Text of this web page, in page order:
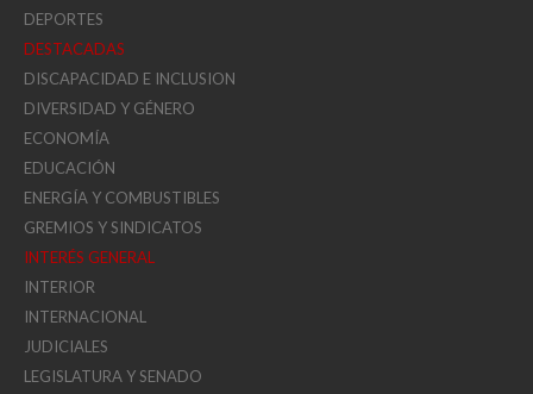
DEPORTES
DESTACADAS
DISCAPACIDAD E INCLUSION
DIVERSIDAD Y GÉNERO
ECONOMÍA
EDUCACIÓN
ENERGÍA Y COMBUSTIBLES
GREMIOS Y SINDICATOS
INTERÉS GENERAL
INTERIOR
INTERNACIONAL
JUDICIALES
LEGISLATURA Y SENADO